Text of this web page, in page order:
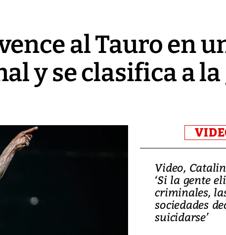
al Tauro en
y se clasifica a
Japón: Terremoto
heridos y graves
Video,
‘Si la gente
criminales,
sociedades
suicidarse’